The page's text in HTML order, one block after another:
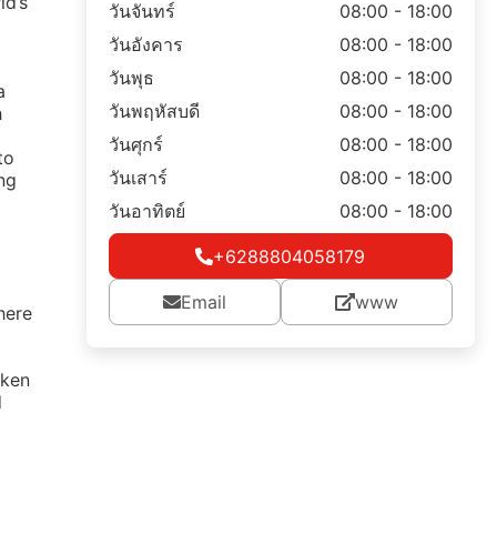
วันจันทร์
08:00 - 18:00
วันอังคาร
08:00 - 18:00
วันพุธ
08:00 - 18:00
วันพฤหัสบดี
08:00 - 18:00
วันศุกร์
08:00 - 18:00
วันเสาร์
08:00 - 18:00
วันอาทิตย์
08:00 - 18:00
+6288804058179
Email www